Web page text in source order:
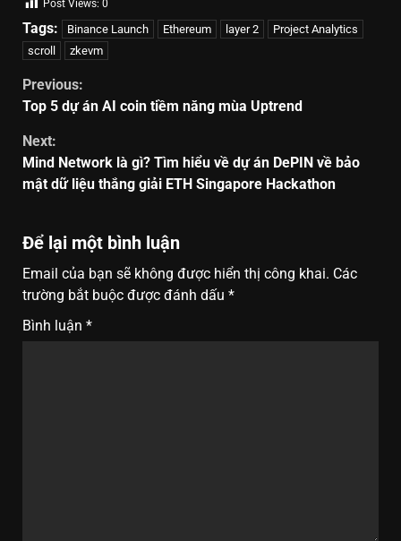
Post Views: 0
Tags: Binance Launch Ethereum layer 2
Project Analytics
scroll
zkevm
Previous:
Top 5 dự án AI coin tiềm năng mùa Uptrend
Next:
Mind Network là gì? Tìm hiểu về dự án DePIN về bảo
mật dữ liệu thắng giải ETH Singapore Hackathon
Để lại một bình luận
Email của bạn sẽ không được hiển thị công khai. Các
trường bắt buộc được đánh dấu *
Bình luận *